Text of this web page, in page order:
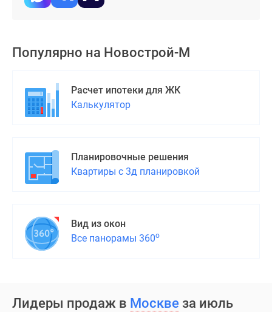
Популярно на Новострой-М
Расчет ипотеки для ЖК
Калькулятор
Планировочные решения
Квартиры с 3д планировкой
Вид из окон
Все панорамы 360о
Лидеры продаж в Москве за июль